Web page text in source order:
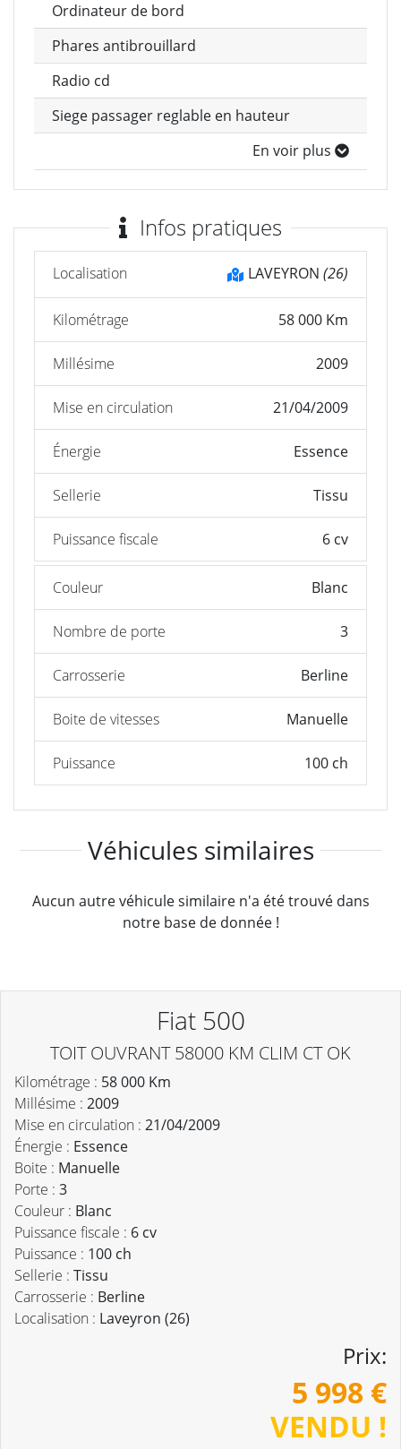
Ordinateur de bord
Phares antibrouillard
Radio cd
Siege passager reglable en hauteur
En voir plus
Infos pratiques
Localisation LAVEYRON (26)
Kilométrage 58 000 Km
Millésime 2009
Mise en circulation 21/04/2009
Énergie Essence
Sellerie Tissu
Puissance fiscale 6 cv
Couleur Blanc
Nombre de porte 3
Carrosserie Berline
Boite de vitesses Manuelle
Puissance 100 ch
Véhicules similaires
Aucun autre véhicule similaire n'a été trouvé dans
notre base de donnée !
Fiat 500
TOIT OUVRANT 58000 KM CLIM CT OK
Kilométrage : 58 000 Km
Millésime : 2009
Mise en circulation : 21/04/2009
Énergie : Essence
Boite : Manuelle
Porte : 3
Couleur : Blanc
Puissance fiscale : 6 cv
Puissance : 100 ch
Sellerie : Tissu
Carrosserie : Berline
Localisation : Laveyron (26)
Prix:
5 998 €
VENDU !